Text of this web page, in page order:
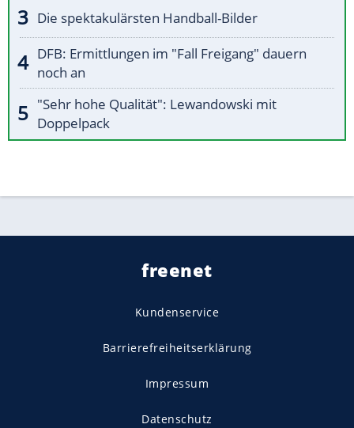
Die spektakulärsten Handball-Bilder
DFB: Ermittlungen im "Fall Freigang" dauern
noch an
"Sehr hohe Qualität": Lewandowski mit
Doppelpack
freenet
Kundenservice
Barrierefreiheitserklärung
Impressum
Datenschutz